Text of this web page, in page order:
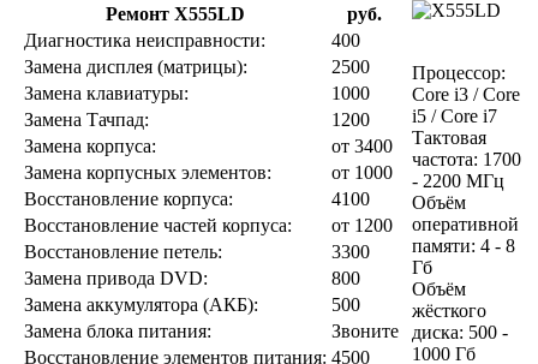
Ремонт X555LD
руб.
Диагностика неисправности:
400
Замена дисплея (матрицы):
2500
Замена клавиатуры:
1000
Замена Тачпад:
1200
Замена корпуса:
от 3400
Замена корпусных элементов:
от 1000
Восстановление корпуса:
4100
Восстановление частей корпуса:
от 1200
Восстановление петель:
3300
Замена привода DVD:
800
Замена аккумулятора (АКБ):
500
Замена блока питания:
Звоните
Восстановление элементов питания: 4500
Процессор:
Core i3 / Core
i5 / Core i7
Тактовая
частота: 1700
- 2200 МГц
Объём
оперативной
памяти: 4 - 8
Гб
Объём
жёсткого
диска: 500 -
1000 Гб